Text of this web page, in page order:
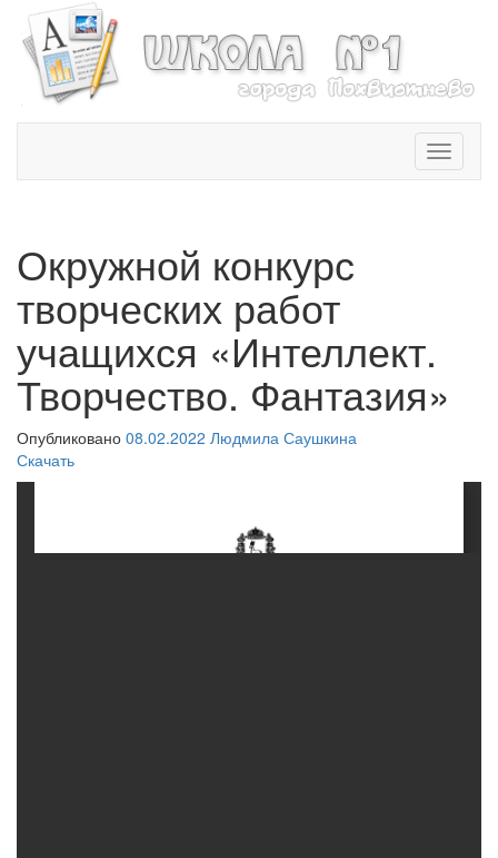
T
o
a
Окружной конкурс
творческих работ
учащихся «Интеллект.
Творчество. Фантазия»
Опубликовано 08.02.2022 Людмила Саушкина
Скачать